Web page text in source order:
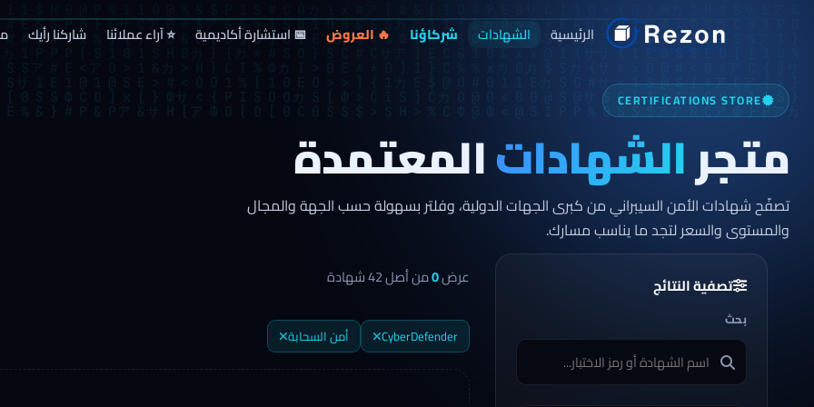
الرئيسية الشهادات شركاؤنا 🔥 العروض 📅 استشارة أكاديمية ⭐ آراء عملائنا شاركنا رأيك
CERTIFICATIONS STORE
متجرالشهاداتالمعتمدة
تصفّح شهادات الأمن السيبراني من كبرى الجهات الدولية، وفلتر بسهولة حسب الجهة والمجال
والمستوى والسعر لتجد ما يناسب مسارك.
تصفية النتائج
بحث
عرض0من أصل42 شهادة
CyberDefender أمن السحابة